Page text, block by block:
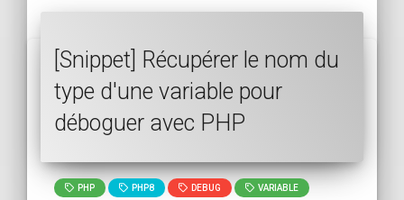
[Snippet] Récupérer le nom du
type d'une variable pour
déboguer avec PHP
PHP PHP8 DEBUG VARIABLE